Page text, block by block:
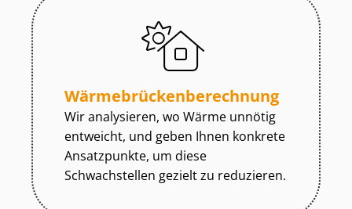
Wär­me­brü­cken­be­rech­nung
Wir analysieren, wo Wärme unnötig
entweicht, und geben Ihnen konkrete
Ansatzpunkte, um diese
Schwachstellen gezielt zu reduzieren.